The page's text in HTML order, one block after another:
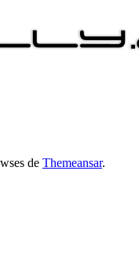
de Themeansar.